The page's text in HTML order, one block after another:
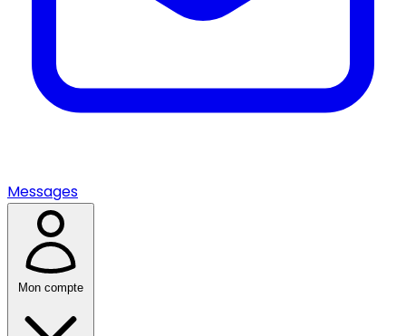
Messages
Mon compte